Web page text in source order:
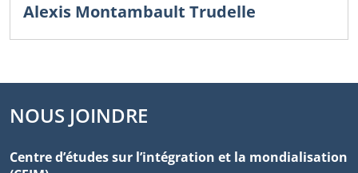
Alexis Montambault Trudelle
NOUS JOINDRE
Centre d’études sur l’intégration et la mondialisation